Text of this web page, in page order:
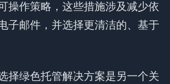
操作策略，这些措施涉及减少依
子邮件，并选择更清洁的、基于
择绿色托管解决方案是另一个关